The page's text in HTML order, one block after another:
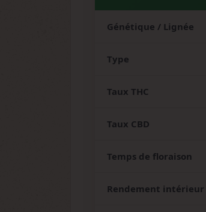
Génétique / Lignée
Type
Taux THC
Taux CBD
Temps de floraison
Rendement intérieur